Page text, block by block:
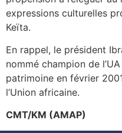
expressions culturelles
Keïta.
En rappel, le président
nommé champion de
patrimoine en février
l’Union africaine.
CMT/KM (AMAP)